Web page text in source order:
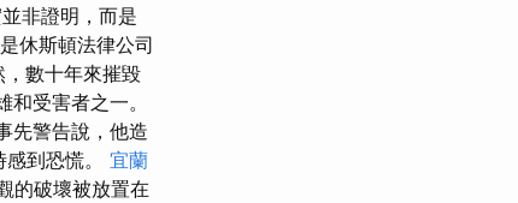
非證明，而是
休斯頓法律公司
數十年來摧毀
受害者之一。
先警告說，他造
到恐慌。 宜蘭
的破壞被放置在